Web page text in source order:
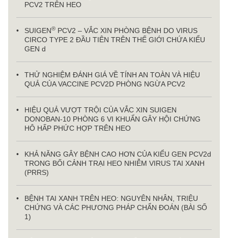
PCV2 TRÊN HEO
SUIGEN® PCV2 – VẮC XIN PHÒNG BỆNH DO VIRUS
CIRCO TYPE 2 ĐẦU TIÊN TRÊN THẾ GIỚI CHỨA KIỂU
GEN d
THỬ NGHIỆM ĐÁNH GIÁ VỀ TÍNH AN TOÀN VÀ HIỆU
QUẢ CỦA VACCINE PCV2D PHÒNG NGỪA PCV2
HIỆU QUẢ VƯỢT TRỘI CỦA VẮC XIN SUIGEN
DONOBAN-10 PHÒNG 6 VI KHUẨN GÂY HỘI CHỨNG
HÔ HẤP PHỨC HỢP TRÊN HEO
KHẢ NĂNG GÂY BỆNH CAO HƠN CỦA KIỂU GEN PCV2d
TRONG BỐI CẢNH TRẠI HEO NHIỄM VIRUS TAI XANH
(PRRS)
BỆNH TAI XANH TRÊN HEO: NGUYÊN NHÂN, TRIỆU
CHỨNG VÀ CÁC PHƯƠNG PHÁP CHẨN ĐOÁN (BÀI SỐ
1)